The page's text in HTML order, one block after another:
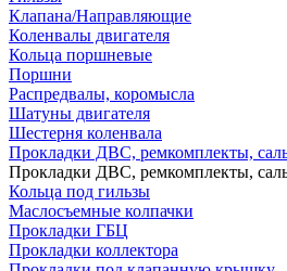
Клапана/Направляющие
Коленвалы двигателя
Кольца поршневые
Поршни
Распредвалы, коромысла
Шатуны двигателя
Шестерня коленвала
Прокладки ДВС, ремкомплекты,
Прокладки ДВС, ремкомплекты,
Кольца под гильзы
Маслосъемные колпачки
Прокладки ГБЦ
Прокладки коллектора